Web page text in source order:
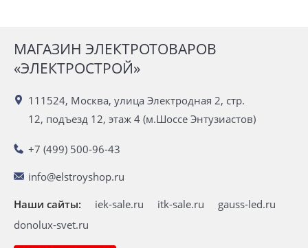
МАГАЗИН ЭЛЕКТРОТОВАРОВ
«ЭЛЕКТРОСТРОЙ»
111524, Москва, улица Электродная 2, стр.
12, подъезд 12, этаж 4 (м.Шоссе Энтузиастов)
+7 (499) 500-96-43
info@elstroyshop.ru
Наши сайты: iek-sale.ru itk-sale.ru
gauss-led.ru
donolux-svet.ru